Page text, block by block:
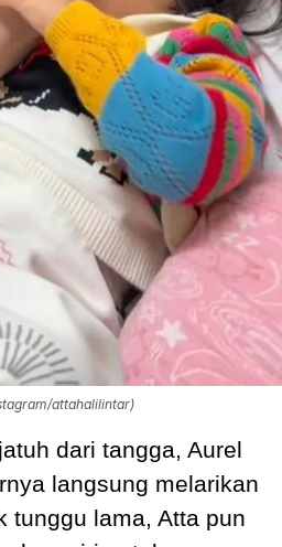
attahalilintar)
dari tangga, Aurel
langsung melarikan
tunggu lama, Atta pun